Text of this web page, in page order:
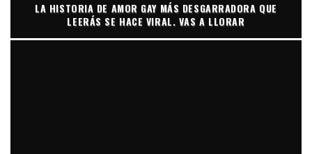
LA HISTORIA DE AMOR GAY MÁS DESGARRADORA QUE
LEERÁS SE HACE VIRAL. VAS A LLORAR